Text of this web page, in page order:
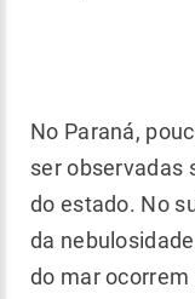
No Paraná,
ser observadas
do estado. No
da
do mar ocorrem